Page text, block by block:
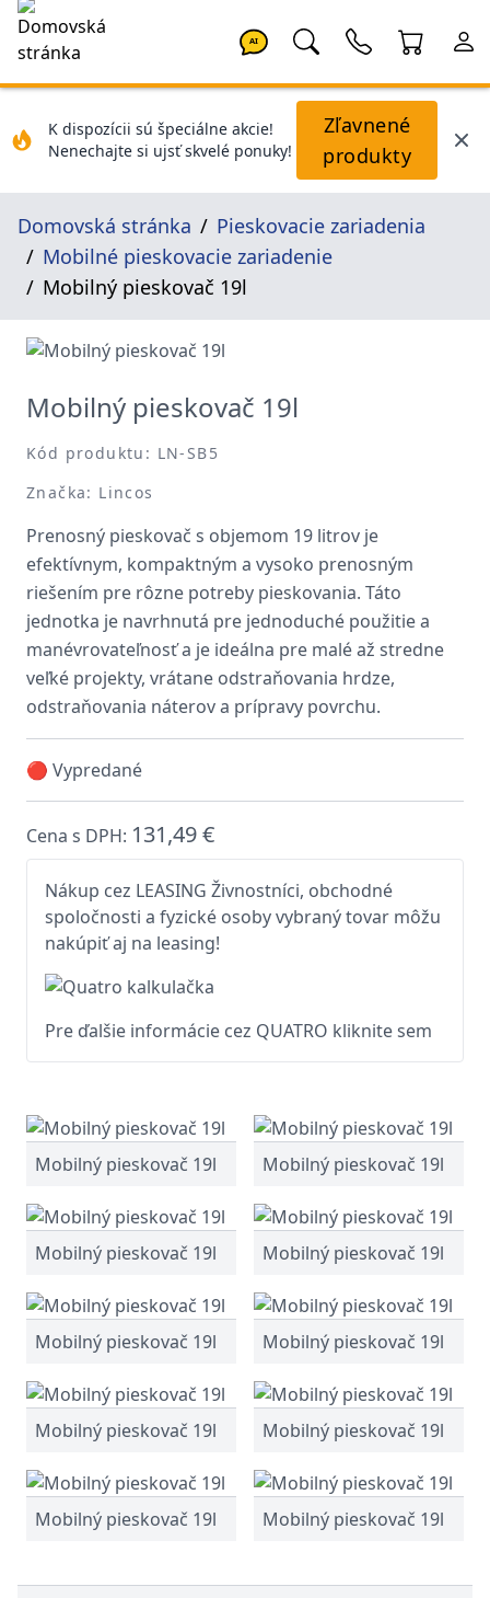
AI
K dispozícii sú špeciálne akcie!
Nenechajte si ujsť skvelé ponuky!
Zľavnené
produkty
Domovská stránka
Pieskovacie zariadenia
Mobilné pieskovacie zariadenie
Mobilný pieskovač 19l
Mobilný pieskovač 19l
Kód produktu: LN-SB5
Značka: Lincos
Prenosný pieskovač s objemom 19 litrov je
efektívnym, kompaktným a vysoko prenosným
riešením pre rôzne potreby pieskovania. Táto
jednotka je navrhnutá pre jednoduché použitie a
manévrovateľnosť a je ideálna pre malé až stredne
veľké projekty, vrátane odstraňovania hrdze,
odstraňovania náterov a prípravy povrchu.
🔴 Vypredané
Cena s DPH: 131,49 €
Nákup cez LEASING Živnostníci, obchodné
spoločnosti a fyzické osoby vybraný tovar môžu
nakúpiť aj na leasing!
Pre ďalšie informácie cez QUATRO kliknite sem
Mobilný pieskovač 19l Mobilný pieskovač 19l
Mobilný pieskovač 19l Mobilný pieskovač 19l
Mobilný pieskovač 19l Mobilný pieskovač 19l
Mobilný pieskovač 19l Mobilný pieskovač 19l
Mobilný pieskovač 19l Mobilný pieskovač 19l